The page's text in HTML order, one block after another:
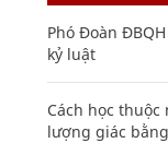
Phó Đoàn
kỷ luật
Cách học
lượng giác